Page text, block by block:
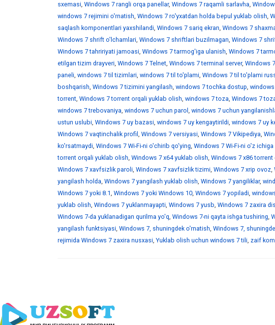
sxemasi, Windows 7 rangli orqa panellar, Windows 7 raqamli sarlavha,
windows 7 rejimini o'rnatish, Windows 7 ro'yxatdan holda bepul yuklab olish,
saqlash komponentlari yaxshilandi, Windows 7 sariq ekran, Windows 7
Windows 7 shrift o'lchamlari, Windows 7 shriftlari buzilmagan, Windows 7
Windows 7 tahririyati jamoasi, Windows 7 tarmog'iga ulanish, Windows 7
etilgan tizim drayveri, Windows 7 Telnet, Windows 7 terminal server, Windows
paneli, windows 7 til tizimlari, windows 7 til to'plami, Windows 7 til to'plami
boshqarish, Windows 7 tizimini yangilash, windows 7 tochka dostup,
torrent, Windows 7 torrent orqali yuklab olish, windows 7 toza, Windows 7
windows 7 trebovaniya, windows 7 uchun parol , windows 7 uchun
ustun uslubi, Windows 7 uy bazasi, windows 7 uy kengaytirildi, windows 7 uy
Windows 7 vaqtinchalik profil , Windows 7 versiyasi, Windows 7 Vikipediya,
ko'rsatmaydi, Windows 7 Wi-Fi-ni o'chirib qo'ying, Windows 7 Wi-Fi-ni o'z
torrent orqali yuklab olish, Windows 7 x64 yuklab olish, Windows 7 x86
Windows 7 xavfsizlik paroli, Windows 7 xavfsizlik tizimi, Windows 7 xrip ovoz,
yangilash holda, Windows 7 yangilash yuklab olish, Windows 7 yangiliklar,
Windows 7 yoki 8.1, Windows 7 yoki Windows 10, Windows 7 yopiladi,
yuklab olish, Windows 7 yuklanmayapti, Windows 7 yusb, Windows 7 zaxira
Windows 7-da yuklanadigan qurilma yo'q, Windows 7-ni qayta ishga tushiring,
yangilash funktsiyasi, Windows 7, shuningdek o'rnatish, Windows 7,
rejimida Windows 7 zaxira nusxasi, Yuklab olish uchun windows 7 tili, zaif